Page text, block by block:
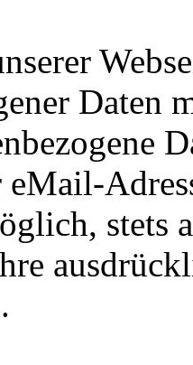
Daten
stets